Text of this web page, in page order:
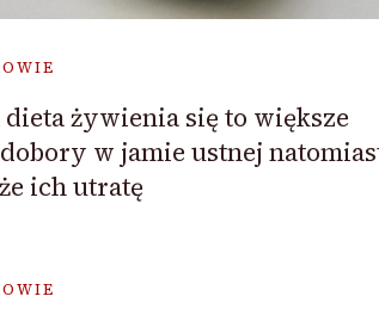
dieta żywienia się to większe
w jamie ustnej
ich utratę